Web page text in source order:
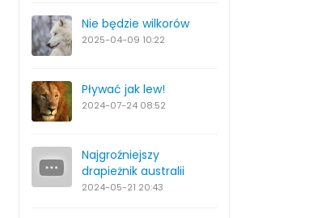
Nie będzie wilkorów
2025-04-09 10:22
Pływać jak lew!
2024-07-24 08:52
Najgroźniejszy
drapieżnik australii
2024-05-21 20:43